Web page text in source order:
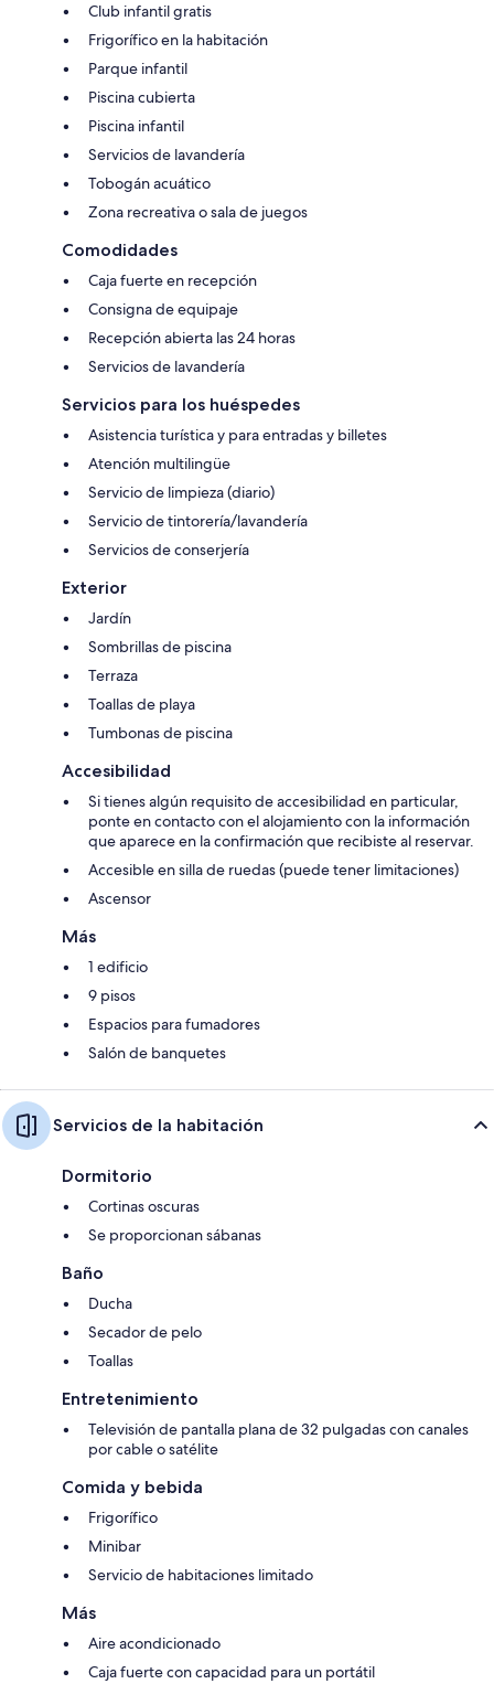
Club infantil gratis
Frigorífico en la habitación
Parque infantil
Piscina cubierta
Piscina infantil
Servicios de lavandería
Tobogán acuático
Zona recreativa o sala de juegos
Comodidades
Caja fuerte en recepción
Consigna de equipaje
Recepción abierta las 24 horas
Servicios de lavandería
Servicios para los huéspedes
Asistencia turística y para entradas y billetes
Atención multilingüe
Servicio de limpieza (diario)
Servicio de tintorería/lavandería
Servicios de conserjería
Exterior
Jardín
Sombrillas de piscina
Terraza
Toallas de playa
Tumbonas de piscina
Accesibilidad
Si tienes algún requisito de accesibilidad en particular,
ponte en contacto con el alojamiento con la información
que aparece en la confirmación que recibiste al reservar.
Accesible en silla de ruedas (puede tener limitaciones)
Ascensor
Más
1 edificio
9 pisos
Espacios para fumadores
Salón de banquetes
Servicios de la habitación
Dormitorio
Cortinas oscuras
Se proporcionan sábanas
Baño
Ducha
Secador de pelo
Toallas
Entretenimiento
Televisión de pantalla plana de 32 pulgadas con canales
por cable o satélite
Comida y bebida
Frigorífico
Minibar
Servicio de habitaciones limitado
Más
Aire acondicionado
Caja fuerte con capacidad para un portátil